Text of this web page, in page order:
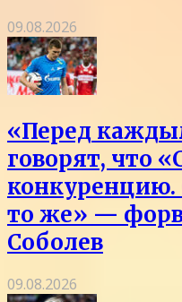
09.08.2026
«Перед
говорят, что
конкуренцию.
то же» —
Соболев
09.08.2026